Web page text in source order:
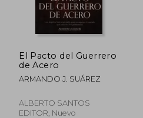
El Pacto del Guerrero
de Acero
ARMANDO J. SUÁREZ
ALBERTO SANTOS
EDITOR, Nuevo